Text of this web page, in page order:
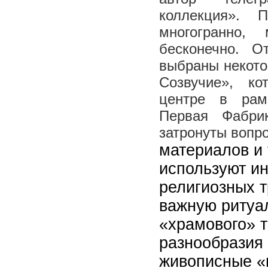
коллекция».
бесконечно.
выбраны
Созвучие»,
центре в
Первая
затронуты
материалов и
используют
религиозных
важную
«храмового»
живописные